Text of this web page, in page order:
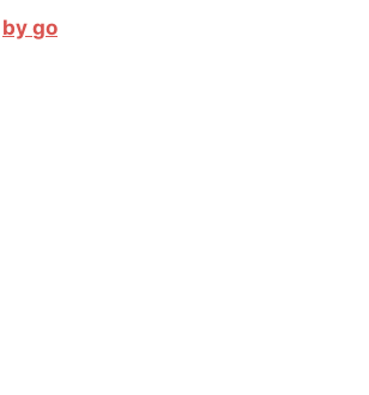
by go